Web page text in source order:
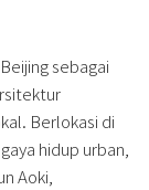
sebagai
Berlokasi di
hidup urban,
Aoki,